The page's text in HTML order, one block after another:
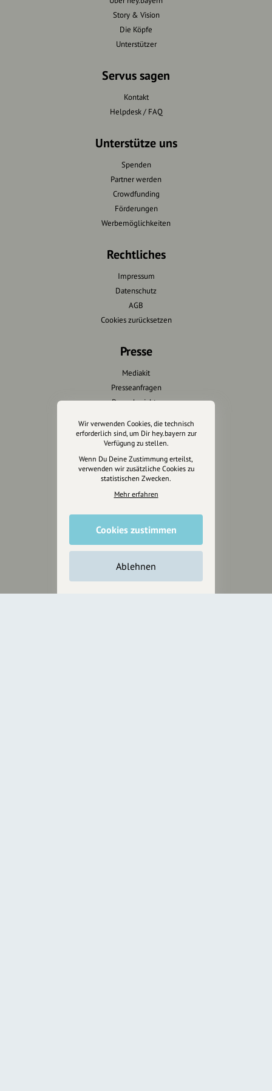
Story & Vision
Die Köpfe
Unterstützer
Servus sagen
Kontakt
Helpdesk / FAQ
Unterstütze uns
Spenden
Partner werden
Crowdfunding
Förderungen
Werbemöglichkeiten
Rechtliches
Impressum
Datenschutz
AGB
Cookies zurücksetzen
Presse
Mediakit
Presseanfragen
Presseberichte
Wir unterstützen Euch
Fotografie & mehr
Marketing
Design & Branding
Anakin Design
Unterstütze
unsere Plattform
Wir verwenden Cookies, die technisch
erforderlich sind, um Dir hey.bayern zur
Verfügung zu stellen.
Wenn Du Deine Zustimmung erteilst,
verwenden wir zusätzliche Cookies zu
statistischen Zwecken.
Mehr erfahren
Cookies zustimmen
Ablehnen